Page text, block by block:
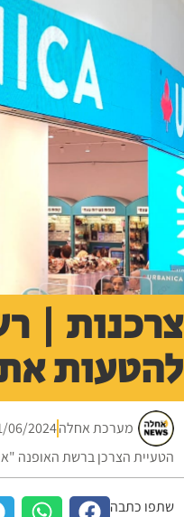
צרכנות |
להטעות
מערכת אחלה06/2024
הטעיית הצרכן ברשת האופנה
שתפו כתבה